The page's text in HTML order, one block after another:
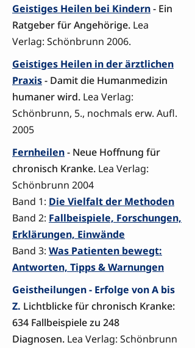
Geistiges Heilen bei Kindern- Ein
Ratgeber für Angehörige. Lea
Verlag: Schönbrunn 2006.
Geistiges Heilen in der ärztlichen
Praxis- Damit die Humanmedizin
humaner wird. Lea Verlag:
Schönbrunn, 5., nochmals erw. Aufl.
2005
Fernheilen- Neue Hoffnung für
chronisch Kranke. Lea Verlag:
Schönbrunn 2004
Band 1: Die Vielfalt der Methoden
Band 2: Fallbeispiele, Forschungen,
Erklärungen, Einwände
Band 3: Was Patienten bewegt:
Antworten, Tipps & Warnungen
Geistheilungen - Erfolge von A bis
Z. Lichtblicke für chronisch Kranke:
634 Fallbeispiele zu 248
Diagnosen. Lea Verlag: Schönbrunn